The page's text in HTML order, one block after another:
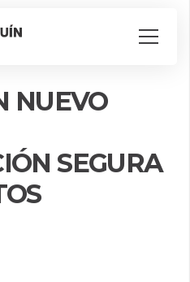
NUEVO
SEGURA